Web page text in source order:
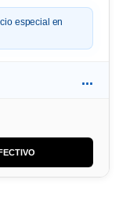
especial en
...